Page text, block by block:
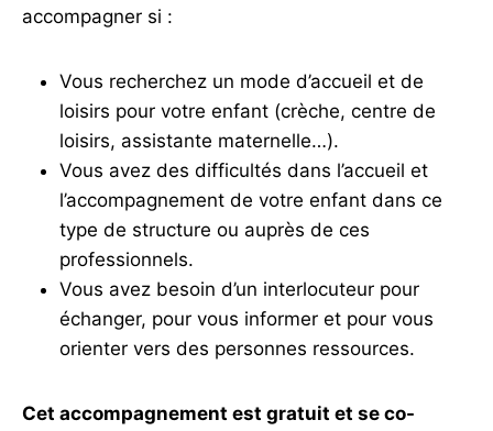
accompagner si :
Vous recherchez un mode d’accueil et de
loisirs pour votre enfant (crèche, centre de
loisirs, assistante maternelle…).
Vous avez des difficultés dans l’accueil et
l’accompagnement de votre enfant dans ce
type de structure ou auprès de ces
professionnels.
Vous avez besoin d’un interlocuteur pour
échanger, pour vous informer et pour vous
orienter vers des personnes ressources.
Cet accompagnement est gratuit et se co-